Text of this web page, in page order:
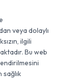
veya dolaylı
ilgili
Bu web
sağlık